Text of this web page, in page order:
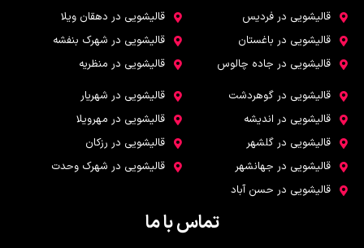
قالیشویی در فردیس
قالیشویی در باغستان
قالیشویی در جاده چالوس
قالیشویی در گوهردشت
قالیشویی در اندیشه
قالیشویی در گلشهر
قالیشویی در جهانشهر
قالیشویی در حسن آباد
قالیشویی در دهقان ویلا
قالیشویی در شهرک بنفشه
قالیشویی در منظریه
قالیشویی در شهریار
قالیشویی در مهرویلا
قالیشویی در رزکان
قالیشویی در شهرک وحدت
تماس با ما